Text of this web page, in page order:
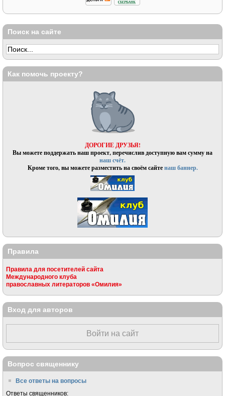
Поиск на сайте
Как помочь проекту?
ДОРОГИЕ ДРУЗЬЯ!
Вы можете поддержать наш проект, перечислив доступную вам сумму на
наш счёт.
Кроме того, вы можете разместить на своём сайтенаш баннер.
Правила
Правила для посетителей сайта
Международного клуба
православных литераторов «Омилия»
Вход для авторов
Войти на сайт
Вопрос священнику
Все ответы на вопросы
Ответы священников: